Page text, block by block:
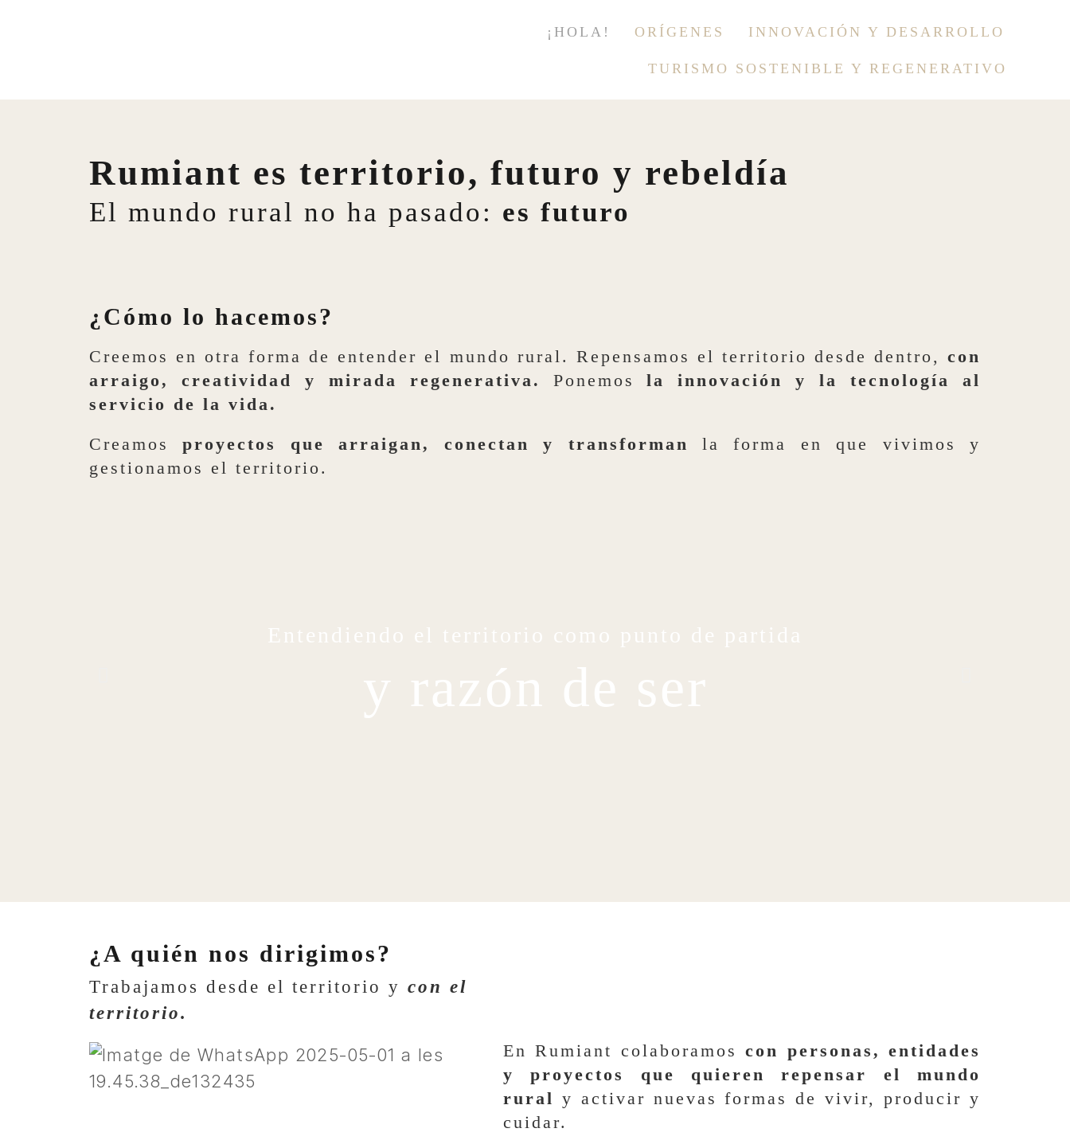
¡HOLA! ORÍGENES INNOVACIÓN Y DESARROLLO
TURISMO SOSTENIBLE Y REGENERATIVO
Rumiant es territorio, futuro y rebeldía
El mundo rural no ha pasado: es futuro
¿Cómo lo hacemos?
Creemos en otra forma de entender el mundo rural. Repensamos el territorio desde dentro, con
arraigo, creatividad y mirada regenerativa.
Ponemosla innovación y la tecnología al
servicio de la vida.
Creamosproyectos que arraigan, conectan y transforman
la forma en que vivimos y
gestionamos el territorio.
Entendiendo el territorio como punto de partida
y razón de ser
¿A quién nos dirigimos?
Trabajamos desde el territorio y con el
territorio.
En Rumiant colaboramoscon personas, entidades
y proyectos que quieren repensar el mundo
rural y activar nuevas formas de vivir, producir y
cuidar.